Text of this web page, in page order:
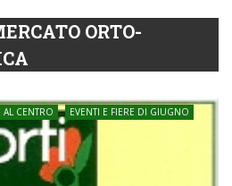
ORTO-
AL CENTRO EVENTI E FIERE DI GIUGNO